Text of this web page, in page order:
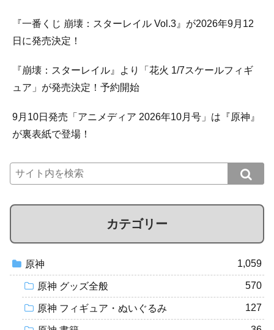
『一番くじ 崩壊：スターレイル Vol.3』が2026年9月12
日に発売決定！
『崩壊：スターレイル』より「花火 1/7スケールフィギ
ュア」が発売決定！予約開始
9月10日発売「アニメディア 2026年10月号」は『原神』
が裏表紙で登場！
カテゴリー
原神 1,059
原神 グッズ全般 570
原神 フィギュア・ぬいぐるみ 127